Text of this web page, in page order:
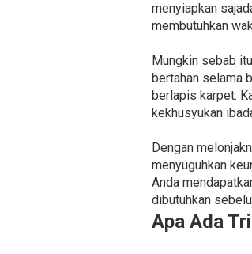
menyiapkan
membutuhkan
Mungkin sebab
bertahan selama
berlapis karpet.
kekhusyukan
Dengan
menyuguhkan
Anda
dibutuhkan
Apa Ada